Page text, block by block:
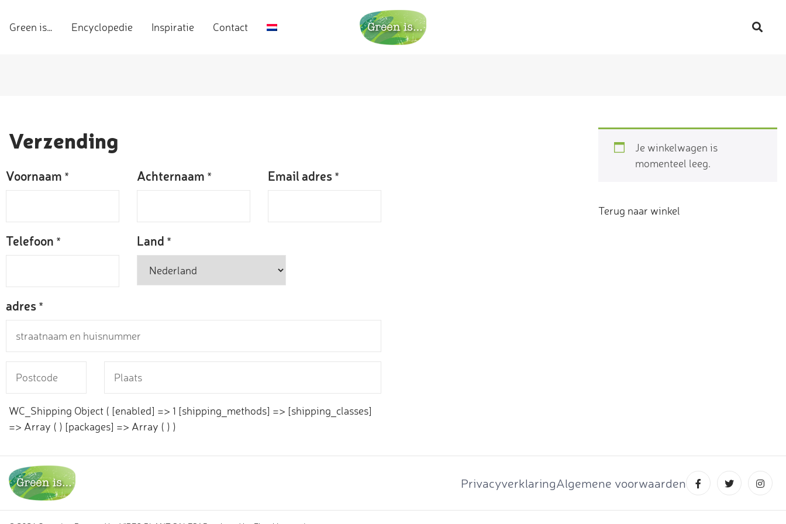
Green is… Encyclopedie Inspiratie Contact
Verzending
Voornaam * Achternaam * Email adres*
Telefoon * Land *
adres*
Postcode Plaats*
WC_Shipping Object ( [enabled] => 1 [shipping_methods] => [shipping_classes]
=> Array ( ) [packages] => Array ( ) )
Je winkelwagen is
momenteel leeg.
Terug naar winkel
PrivacyverklaringAlgemene voorwaarden